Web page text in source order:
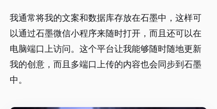
我通常将我的文案和数据库存放在石墨中，这样可
以通过石墨微信小程序来随时打开，而且还可以在
电脑端口上访问。这个平台让我能够随时随地更新
我的创意，而且多端口上传的内容也会同步到石墨
中。